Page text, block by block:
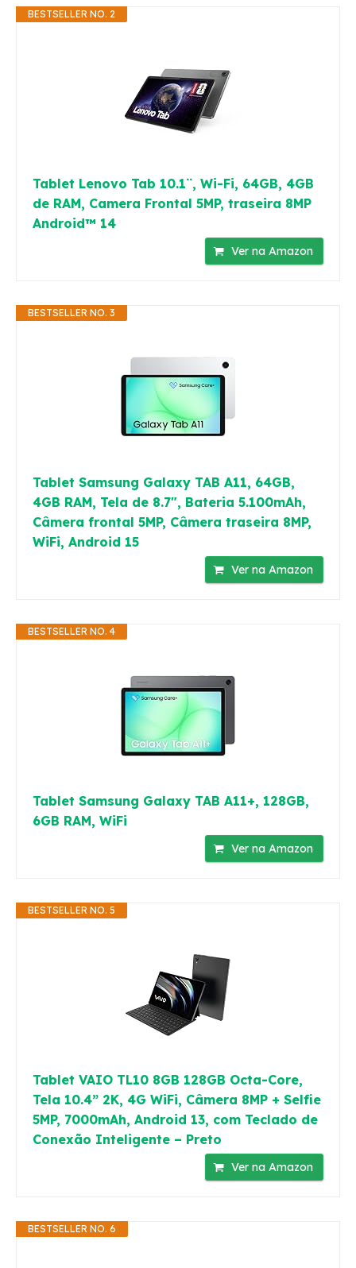
BESTSELLER NO. 2
Tablet Lenovo Tab 10.1¨, Wi-Fi, 64GB, 4GB
de RAM, Camera Frontal 5MP, traseira 8MP
Android™ 14
Ver na Amazon
BESTSELLER NO. 3
Tablet Samsung Galaxy TAB A11, 64GB,
4GB RAM, Tela de 8.7", Bateria 5.100mAh,
Câmera frontal 5MP, Câmera traseira 8MP,
WiFi, Android 15
Ver na Amazon
BESTSELLER NO. 4
Tablet Samsung Galaxy TAB A11+, 128GB,
6GB RAM, WiFi
Ver na Amazon
BESTSELLER NO. 5
Tablet VAIO TL10 8GB 128GB Octa-Core,
Tela 10.4” 2K, 4G WiFi, Câmera 8MP + Selfie
5MP, 7000mAh, Android 13, com Teclado de
Conexão Inteligente – Preto
Ver na Amazon
BESTSELLER NO. 6